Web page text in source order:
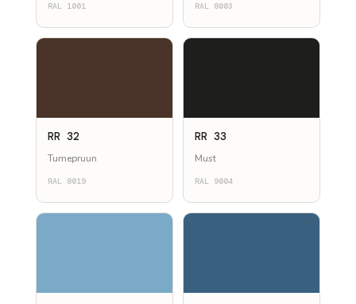
RAL 1001 RAL 8003
RR 32
Tumepruun
RAL 8019
RR 33
Must
RAL 9004